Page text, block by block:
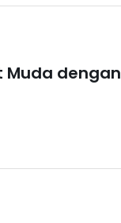
Muda dengan